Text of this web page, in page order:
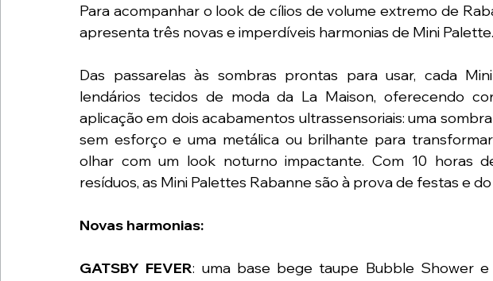
Para acompanhar o look de cílios de volume extremo de
apresenta três novas e imperdíveis harmonias de Mini Palette.
Das passarelas às sombras prontas para usar, cada
lendários tecidos de moda da La Maison, oferecendo
aplicação em dois acabamentos ultrassensoriais: uma
sem esforço e uma metálica ou brilhante para
olhar com um look noturno impactante. Com 10 horas
resíduos, as Mini Palettes Rabanne são à prova de festas e do
Novas harmonias:
GATSBY FEVER: uma base bege taupe Bubble Shower